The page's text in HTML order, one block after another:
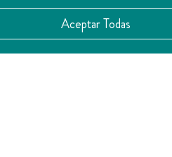
sostuvo una reunión de
entre ambas regiones e
Aceptar Todas